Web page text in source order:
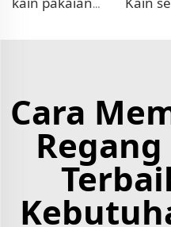
kain pakaian 100% Lyocell seperti linen
Cara